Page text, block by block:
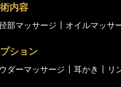
内容
部マッサージ オイルマッサ
ション
ダーマッサージ 耳かき リ